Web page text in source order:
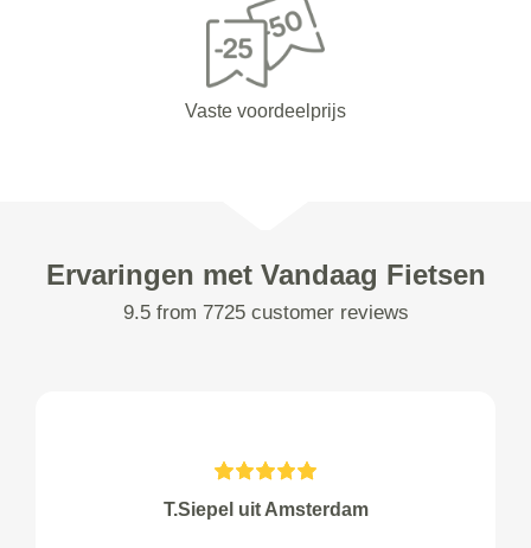
Vaste voordeelprijs
Ervaringen met Vandaag Fietsen
9.5 from 7725 customer reviews
T.Siepel uit Amsterdam